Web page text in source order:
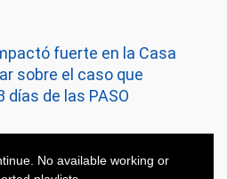
fuerte en la Casa
sobre el caso que
días de las PASO